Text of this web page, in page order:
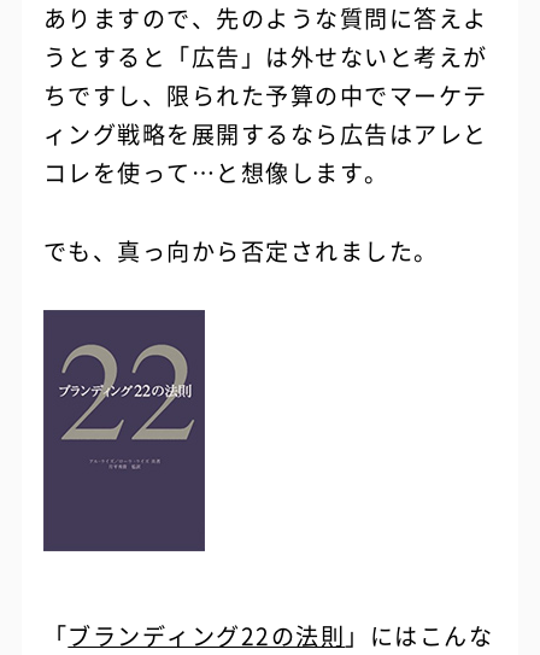
ありますので、先のような質問に答えよ
うとすると「広告」は外せないと考えが
ちですし、限られた予算の中でマーケテ
ィング戦略を展開するなら広告はアレと
コレを使って…と想像します。
でも、真っ向から否定されました。
「ブランディング22の法則 」にはこんな